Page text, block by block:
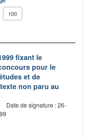
100
fixant le
pour le
et de
non paru au
Date de signature : 26-